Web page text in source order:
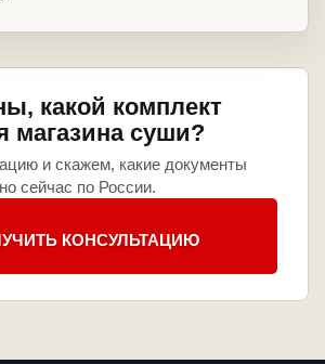
какой комплект
магазина суши?
и скажем, какие документы
сейчас по России.
КОНСУЛЬТАЦИЮ